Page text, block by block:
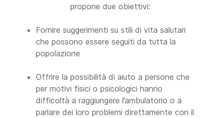
propone due obiettivi:
Fornire suggerimenti su stili di vita salutari
che possono essere seguiti da tutta la
popolazione
Offrire la possibilità di aiuto a persone che
per motivi fisici o psicologici hanno
difficoltà a raggiungere l’ambulatorio o a
parlare dei loro problemi direttamente con il